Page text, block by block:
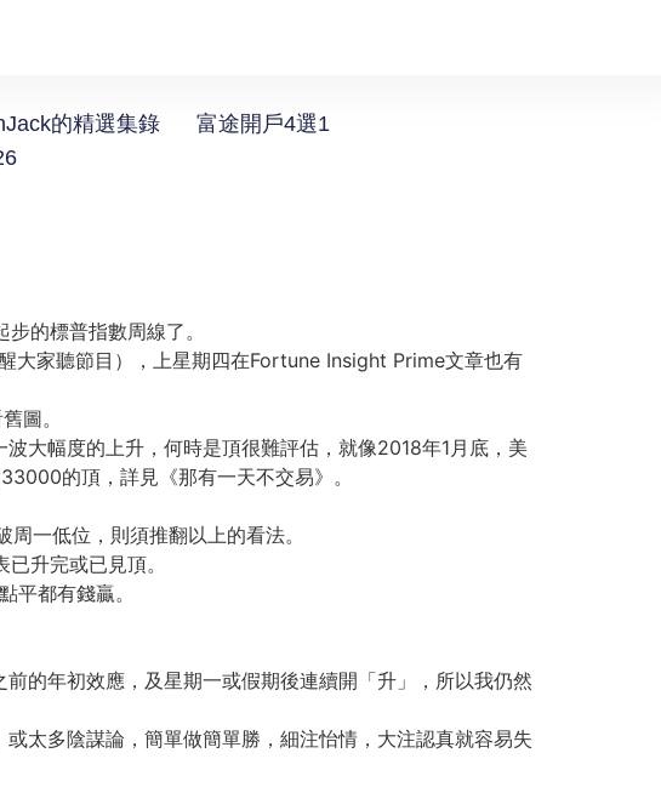
的精選集錄
富途開戶4選1
的標普指數周線了。
大家聽節目），上星期四在Fortune Insight Prime文章也有
圖。
大幅度的上升，何時是頂很難評估，就像2018年1月底，美
的頂，詳見《那有一天不交易》。
一低位，則須推翻以上的看法。
升完或已見頂。
平都有錢贏。
的年初效應，及星期一或假期後連續開「升」，所以我仍然
太多陰謀論，簡單做簡單勝，細注怡情，大注認真就容易失